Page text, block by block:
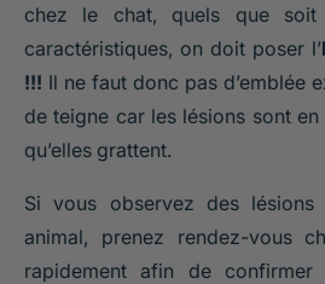
chez le chat, quels que
caractéristiques, on doit poser l’
!!! Il ne faut donc pas d’emblée
de teigne car les lésions sont
qu’elles grattent.
Si vous observez des lésions
animal, prenez rendez-vous
rapidement afin de